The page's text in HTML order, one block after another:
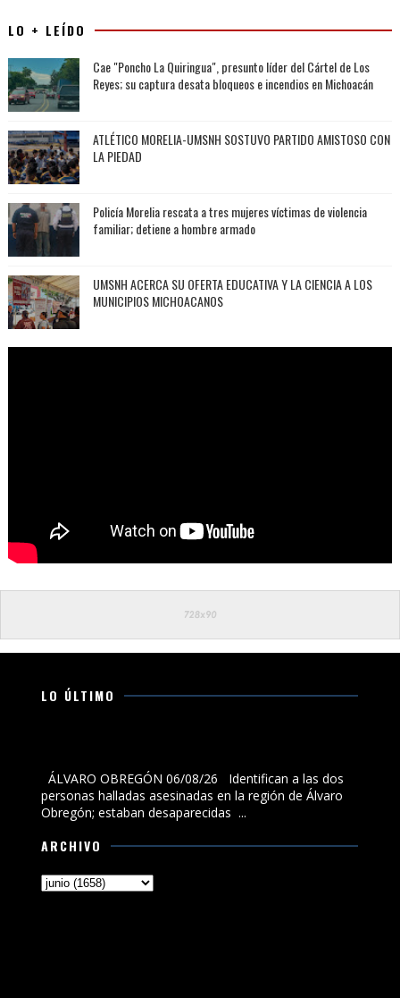
LO + LEÍDO
Cae "Poncho La Quiringua", presunto líder del Cártel de Los
Reyes; su captura desata bloqueos e incendios en Michoacán
ATLÉTICO MORELIA-UMSNH SOSTUVO PARTIDO AMISTOSO CON
LA PIEDAD
Policía Morelia rescata a tres mujeres víctimas de violencia
familiar; detiene a hombre armado
UMSNH ACERCA SU OFERTA EDUCATIVA Y LA CIENCIA A LOS
MUNICIPIOS MICHOACANOS
LO ÚLTIMO
ÁLVARO OBREGÓN 06/08/26 Identifican a las dos
personas halladas asesinadas en la región de Álvaro
Obregón; estaban desaparecidas ...
ARCHIVO